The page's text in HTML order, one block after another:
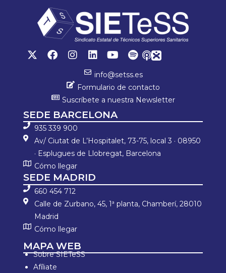
info@setss.es
Formulario de contacto
Suscríbete a nuestra Newsletter
SEDE BARCELONA
935 339 900
Av/ Ciutat de L’Hospitalet, 73-75, local 3 · 08950
· Esplugues de Llobregat, Barcelona
Cómo llegar
SEDE MADRID
660 454 712
Calle de Zurbano, 45, 1ª planta, Chamberí, 28010
Madrid
Cómo llegar
MAPA WEB
Sobre SIETeSS
Afíliate